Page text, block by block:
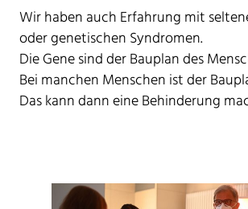
Wir haben auch Erfahrung mit
oder genetischen Syndromen.
Die Gene sind der Bauplan des
Bei manchen Menschen ist der
Das kann dann eine Behinderung